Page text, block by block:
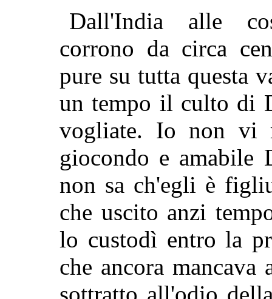
Dall'India alle
corrono da circa
pure su tutta questa
un tempo il culto di
vogliate. Io non vi
giocondo e amabile
non sa ch'egli è
che uscito anzi
lo custodì entro la
che ancora mancava
sottratto all'odio